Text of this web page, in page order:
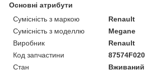
Основні атрибути
Сумісність з маркою
Renault
Сумісність з моделлю
Megane
Виробник
Renault
Код запчастини
87574F020
Стан
Вживаний